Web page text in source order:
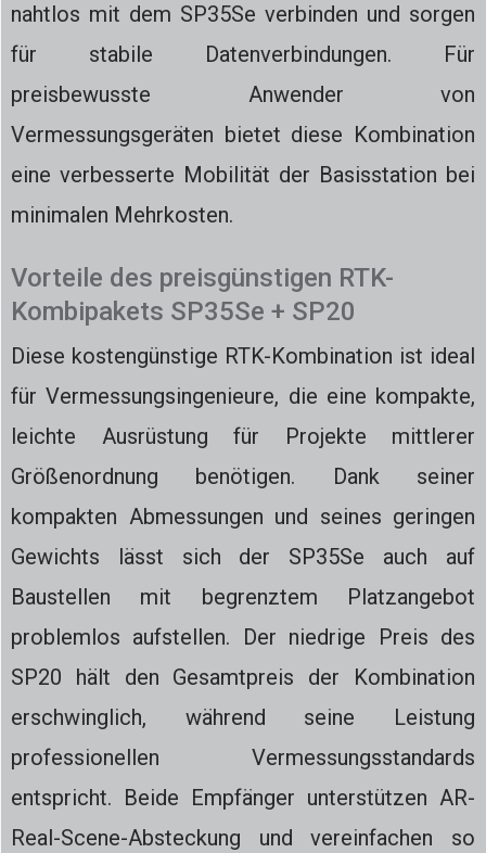
nahtlos mit dem SP35Se verbinden und sorgen
für stabile Datenverbindungen. Für
preisbewusste Anwender von
Vermessungsgeräten bietet diese Kombination
eine verbesserte Mobilität der Basisstation bei
minimalen Mehrkosten.
Vorteile des preisgünstigen RTK-
Kombipakets SP35Se + SP20
Diese kostengünstige RTK-Kombination ist ideal
für Vermessungsingenieure, die eine kompakte,
leichte Ausrüstung für Projekte mittlerer
Größenordnung benötigen. Dank seiner
kompakten Abmessungen und seines geringen
Gewichts lässt sich der SP35Se auch auf
Baustellen mit begrenztem Platzangebot
problemlos aufstellen. Der niedrige Preis des
SP20 hält den Gesamtpreis der Kombination
erschwinglich, während seine Leistung
professionellen Vermessungsstandards
entspricht. Beide Empfänger unterstützen AR-
Real-Scene-Absteckung und vereinfachen so